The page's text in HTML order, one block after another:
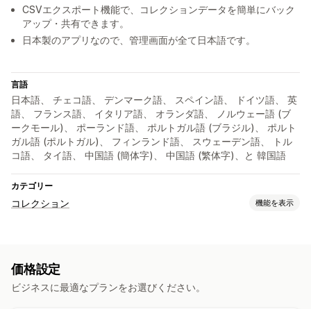
CSVエクスポート機能で、コレクションデータを簡単にバック
アップ・共有できます。
日本製のアプリなので、管理画面が全て日本語です。
言語
日本語、 チェコ語、 デンマーク語、 スペイン語、 ドイツ語、 英
語、 フランス語、 イタリア語、 オランダ語、 ノルウェー語 (ブ
ークモール)、 ポーランド語、 ポルトガル語 (ブラジル)、 ポルト
ガル語 (ポルトガル)、 フィンランド語、 スウェーデン語、 トル
コ語、 タイ語、 中国語 (簡体字)、 中国語 (繁体字)、と 韓国語
カテゴリー
コレクション 機能を表示
価格設定
ビジネスに最適なプランをお選びください。